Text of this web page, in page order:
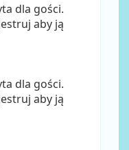
dla gości.
aby ją
dla gości.
aby ją